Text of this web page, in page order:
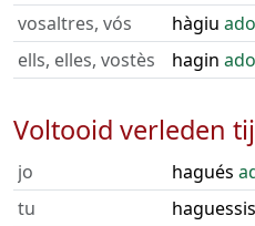
vosaltres, vós
hàgiu
ells, elles, vostès
hagin
Voltooid verleden
jo hagués
tu
haguessis